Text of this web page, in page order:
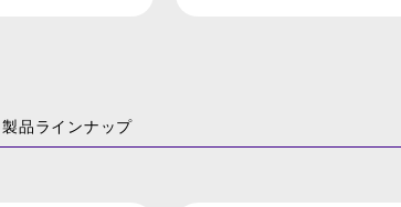
製品ラインナップ